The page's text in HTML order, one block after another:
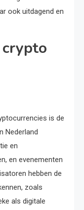
ook uitdagend en
is de
Nederland
en
en evenementen
hebben de
zoals
als digitale